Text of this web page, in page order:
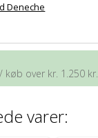
Deneche
køb over kr. 1.250 kr.
varer: